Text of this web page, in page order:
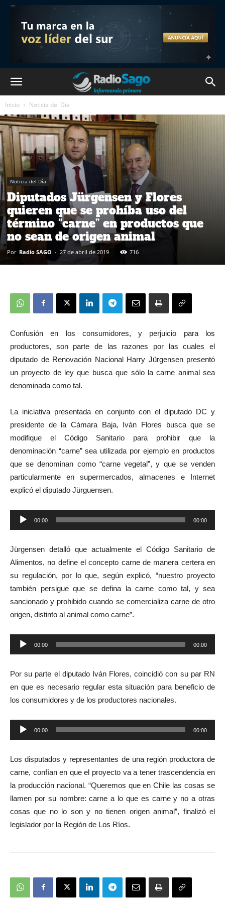
Inicio Noticia del Día
Noticia del Día
Diputados Jürgensen y Flores
quieren que se prohíba uso del
término “carne” en productos que
no sean de origen animal
Por Radio SAGO - 27 de abril de 2019 716
Confusión en los consumidores, y perjuicio para los
productores, son parte de las razones por las cuales el
diputado de Renovación Nacional Harry Jürgensen presentó
un proyecto de ley que busca que sólo la carne animal sea
denominada como tal.
La iniciativa presentada en conjunto con el diputado DC y
presidente de la Cámara Baja, Iván Flores busca que se
modifique el Código Sanitario para prohibir que la
denominación “carne” sea utilizada por ejemplo en productos
que se denominan como “carne vegetal”, y que se venden
particularmente en supermercados, almacenes e Internet
explicó el diputado Jürguensen.
Reproductor
de
00:00 00:00
Jürgensen detalló que actualmente el Código Sanitario de
Alimentos, no define el concepto carne de manera certera en
su regulación, por lo que, según explicó, “nuestro proyecto
también persigue que se defina la carne como tal, y sea
sancionado y prohibido cuando se comercializa carne de otro
origen, distinto al animal como carne”.
Reproductor
de
00:00 00:00
Por su parte el diputado Iván Flores, coincidió con su par RN
en que es necesario regular esta situación para beneficio de
los consumidores y de los productores nacionales.
Reproductor
de
00:00 00:00
Los disputados y representantes de una región productora de
carne, confían en que el proyecto va a tener trascendencia en
la producción nacional. “Queremos que en Chile las cosas se
llamen por su nombre: carne a lo que es carne y no a otras
cosas que no lo son y no tienen origen animal”, finalizó el
legislador por la Región de Los Ríos.